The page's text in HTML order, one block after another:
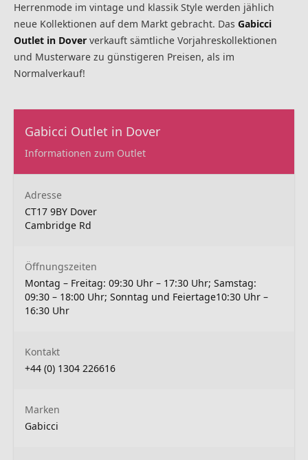
Herrenmode im vintage und klassik Style werden jählich
neue Kollektionen auf dem Markt gebracht. Das Gabicci
Outlet in Dover verkauft sämtliche Vorjahreskollektionen
und Musterware zu günstigeren Preisen, als im
Normalverkauf!
Gabicci Outlet in Dover
Informationen zum Outlet
Adresse
CT17 9BY Dover
Cambridge Rd
Öffnungszeiten
Montag – Freitag: 09:30 Uhr – 17:30 Uhr; Samstag:
09:30 – 18:00 Uhr; Sonntag und Feiertage10:30 Uhr –
16:30 Uhr
Kontakt
+44 (0) 1304 226616
Marken
Gabicci